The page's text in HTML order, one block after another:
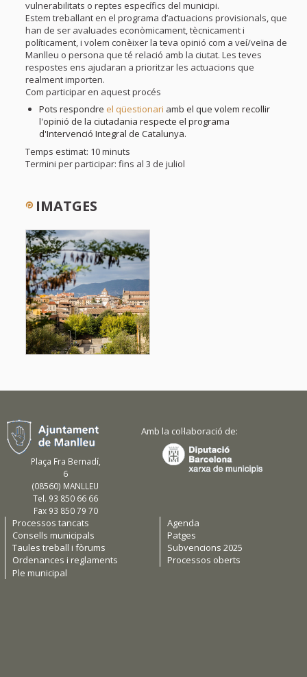
vulnerabilitats o reptes específics del municipi.
Estem treballant en el programa d’actuacions provisionals, que
han de ser avaluades econòmicament, tècnicament i
políticament, i volem conèixer la teva opinió com a veí/veïna de
Manlleu o persona que té relació amb la ciutat. Les teves
respostes ens ajudaran a prioritzar les actuacions que
realment importen.
Com participar en aquest procés
Pots respondre el qüestionari amb el que volem recollir
l'opinió de la ciutadania respecte el programa
d'Intervenció Integral de Catalunya.
Temps estimat: 10 minuts
Termini per participar: fins al 3 de juliol
IMATGES
Plaça Fra Bernadí,
6
(08560) MANLLEU
Tel. 93 850 66 66
Fax 93 850 79 70
Amb la col·laboració de:
Processos tancats
Consells municipals
Taules treball i fòrums
Ordenances i reglaments
Ple municipal
Agenda
Patges
Subvencions 2025
Processos oberts